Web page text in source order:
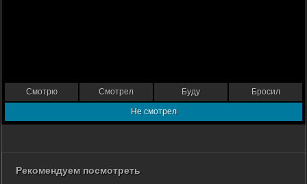
Смотрю Смотрел Буду Бросил
Не смотрел
Рекомендуем посмотреть